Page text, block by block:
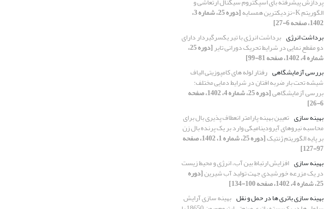
الگوریتم K-نزدیکترین همسایه [دوره 25، شماره 3،
1402، صفحه 6-27]
برداشت انرژی برداشت انرژی با تیر یکسرگیردار دارای
دو مقطع نمایی در شرایط تحریک دورانی تایر [دوره 25،
شماره 4، 1402، صفحه 81-99]
بررسی آزمایشگاهی رفتار لوله های کامپوزیتی الیاف
شیشه تحت بار ضربه افتان در شرایط دمایی مختلف:
بررسی آزمایشگاهی [دوره 25، شماره 4، 1402، صفحه
6-26]
بهینه ‌سازی تعیین بهینه پارامتر انعطاف پذیری بال برای
محاسبه نیروهای آیرودینامیکی وارد بر یک پرنده بال ‌زن
بر پایه الگوریتم ژنتیک [دوره 25، شماره 1، 1402، صفحه
97-127]
بهینه سازی افزایش ارتباط بین آب، انرژی و محیط زیست
در یک مزرعه خورشیدی جهت تولید آب شیرین[دوره
25، شماره 4، 1402، صفحه 100-134]
بهینه ‌سازی باتری ‌ها در حمل و نقل بهینه سازی آرایش